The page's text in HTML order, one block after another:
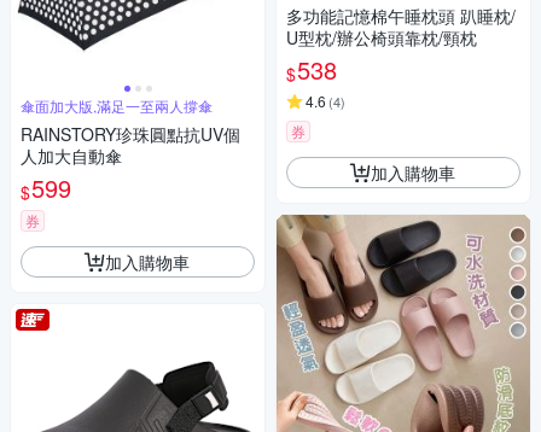
傘面加大版,滿足一至兩人撐傘
RAINSTORY珍珠圓點抗UV個
人加大自動傘
$599
券
加入購物車
多功能記憶棉午睡枕頭 趴睡枕/
U型枕/辦公椅頭靠枕/頸枕
$538
4.6 (4)
券
加入購物車